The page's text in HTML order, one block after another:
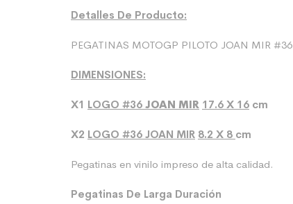
Detalles De Producto:
PEGATINAS MOTOGP PILOTO JOAN MIR #36
DIMENSIONES:
X1 LOGO #36 JOAN MIR 17.6 X 16 cm
X2 LOGO #36 JOAN MIR 8.2 X 8 cm
Pegatinas en vinilo impreso de alta calidad.
Pegatinas De Larga Duración